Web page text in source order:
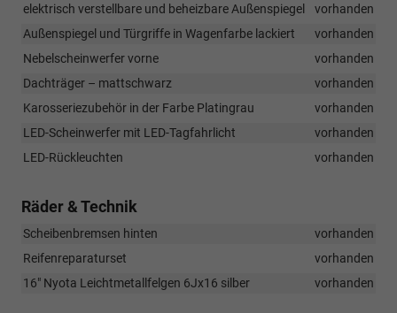
elektrisch verstellbare und beheizbare Außenspiegel
vorhanden
Außenspiegel und Türgriffe in Wagenfarbe lackiert
vorhanden
Nebelscheinwerfer vorne
vorhanden
Dachträger – mattschwarz
vorhanden
Karosseriezubehör in der Farbe Platingrau
vorhanden
LED-Scheinwerfer mit LED-Tagfahrlicht
vorhanden
LED-Rückleuchten
vorhanden
Räder & Technik
Scheibenbremsen hinten
vorhanden
Reifenreparaturset
vorhanden
16" Nyota Leichtmetallfelgen 6Jx16 silber
vorhanden